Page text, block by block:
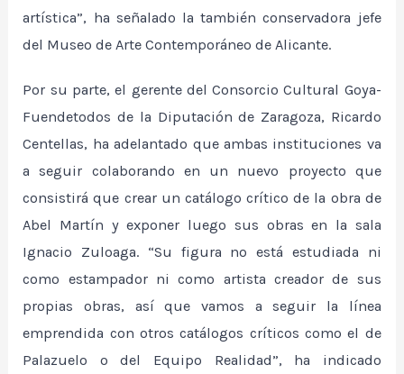
artística”, ha señalado la también conservadora jefe
del Museo de Arte Contemporáneo de Alicante.
Por su parte, el gerente del Consorcio Cultural Goya-
Fuendetodos de la Diputación de Zaragoza, Ricardo
Centellas, ha adelantado que ambas instituciones va
a seguir colaborando en un nuevo proyecto que
consistirá que crear un catálogo crítico de la obra de
Abel Martín y exponer luego sus obras en la sala
Ignacio Zuloaga. “Su figura no está estudiada ni
como estampador ni como artista creador de sus
propias obras, así que vamos a seguir la línea
emprendida con otros catálogos críticos como el de
Palazuelo o del Equipo Realidad”, ha indicado